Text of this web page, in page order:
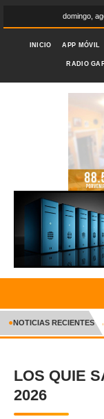
domingo,
INICIO APP MÓVIL
RADIO
INICIO
●NOTICIAS RECIENTES
LOS QUIE
2026